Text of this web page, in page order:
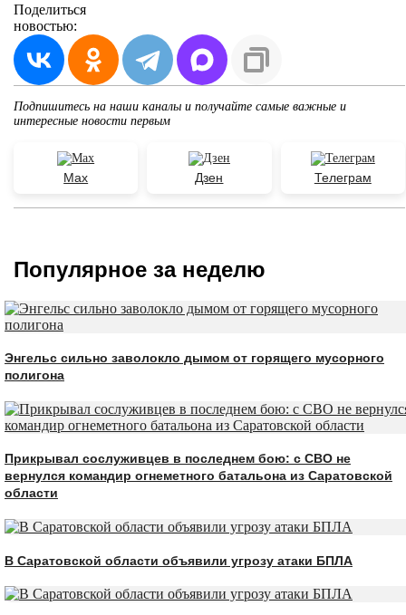
Поделиться
новостью:
Подпишитесь на наши каналы и получайте самые важные и
интересные новости первым
Max Дзен Телеграм
Популярное за неделю
Энгельс сильно заволокло дымом от горящего мусорного
полигона
Прикрывал сослуживцев в последнем бою: с СВО не
вернулся командир огнеметного батальона из Саратовской
области
В Саратовской области объявили угрозу атаки БПЛА